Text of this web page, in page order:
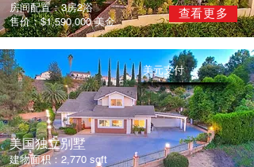
房间配置：3房2浴
售价：$1,590,000 美金
查看更多
美元支付
​美国独立别墅
建物面积：2,770 sqft